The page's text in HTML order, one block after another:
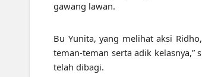
gawang lawan.
Bu Yunita, yang melihat aksi
teman-teman serta adik
telah dibagi.